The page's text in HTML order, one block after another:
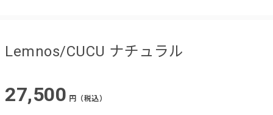
Lemnos/CUCU ナチュラル
27,500 円（税込）